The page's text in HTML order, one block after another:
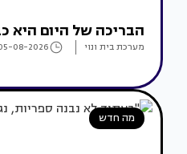
הבריכה של היום היא
מערכת בית ונוי 08-2026
מה חדש